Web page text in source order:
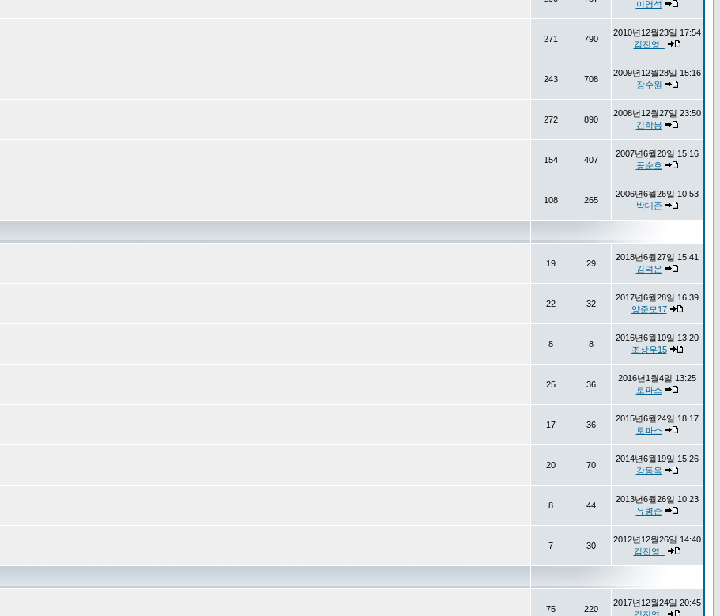
이영석
271 790
2010년12월23일 17:54
김진영_
243 708
2009년12월28일 15:16
장수원
272 890
2008년12월27일 23:50
김학봉
154 407
2007년6월20일 15:16
공순호
108 265
2006년6월26일 10:53
박대준
19 29
2018년6월27일 15:41
김덕은
22 32
2017년6월28일 16:39
양준모17
8 8
2016년6월10일 13:20
조상우15
25 36
2016년1월4일 13:25
로파스
17 36
2015년6월24일 18:17
로파스
20 70
2014년6월19일 15:26
강동옥
8 44
2013년6월26일 10:23
유병준
7 30
2012년12월26일 14:40
김진영_
75 220
2017년12월24일 20:45